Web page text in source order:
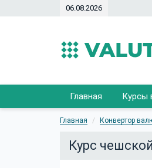
06.08.2026
Главная Курсы
Главная Конвертор
Курс